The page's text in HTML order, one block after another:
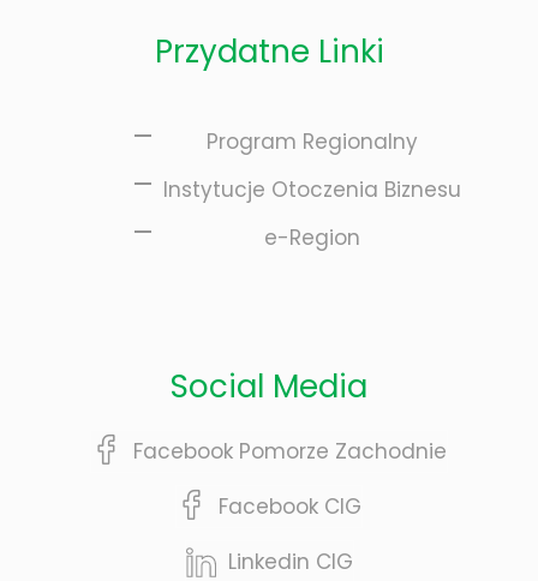
Przydatne Linki
Program Regionalny
Instytucje Otoczenia Biznesu
e-Region
Social Media
Facebook Pomorze Zachodnie
Facebook CIG
Linkedin CIG